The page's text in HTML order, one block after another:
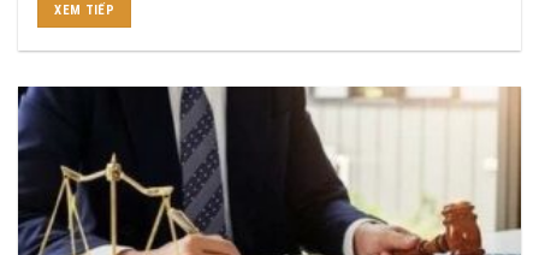
XEM TIẾP